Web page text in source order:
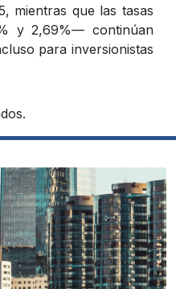
mientras que las tasas
y 2,69%— continúan
para inversionistas